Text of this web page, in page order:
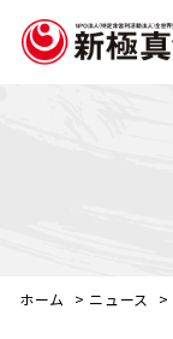
ホーム > ニュース >